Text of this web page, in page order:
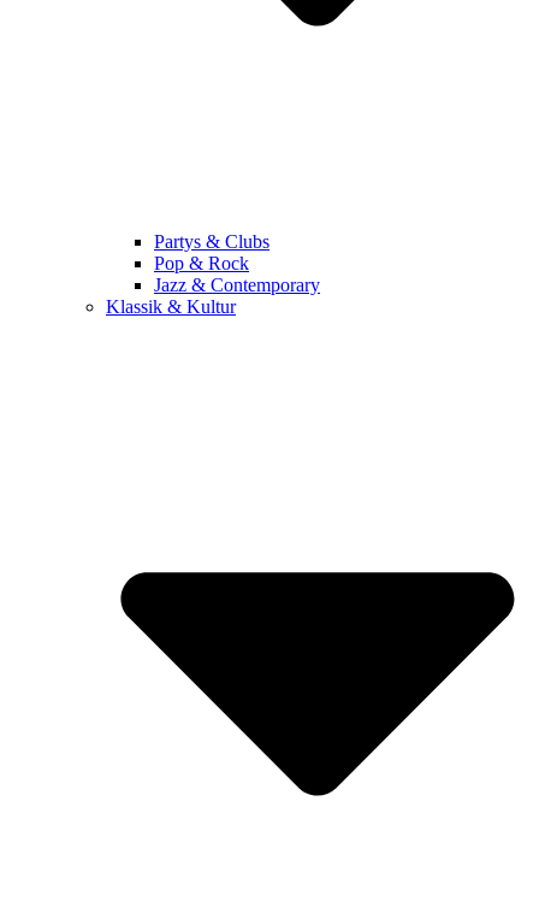
Partys & Clubs
Pop & Rock
Jazz & Contemporary
Klassik & Kultur